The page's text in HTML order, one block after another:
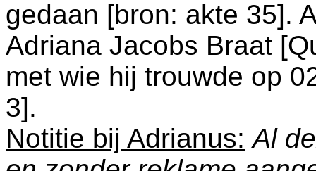
gedaan [bron: akte 35].
Adriana Jacobs Braat
met wie hij trouwde op
3].
Notitie bij Adrianus: Al